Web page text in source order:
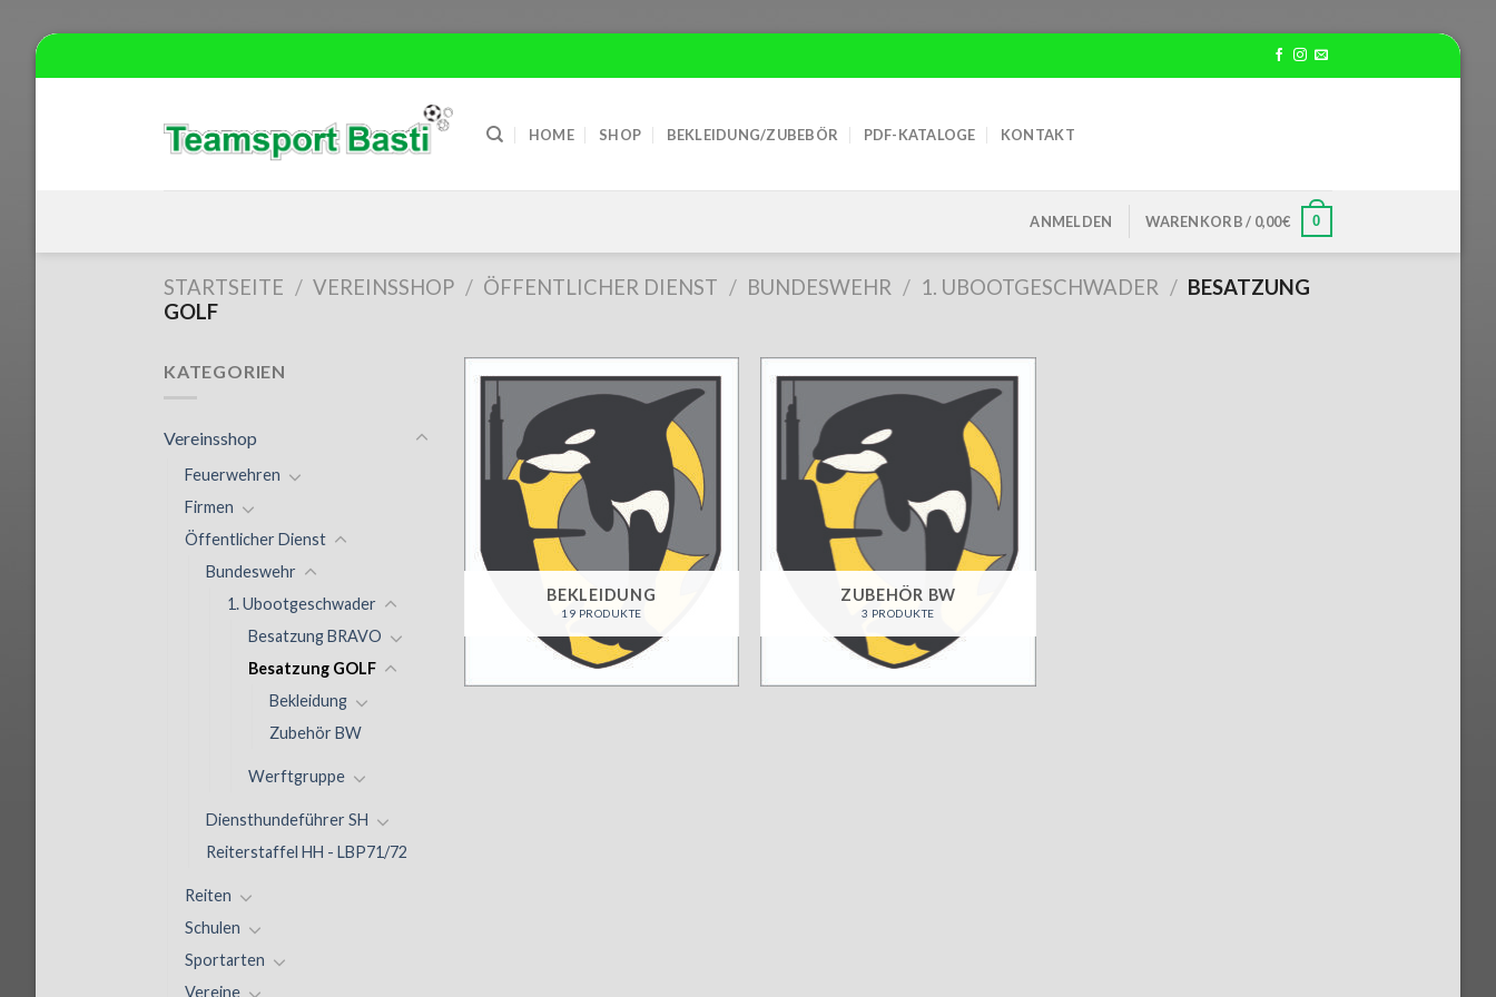
Skip
to
HOME SHOP BEKLEIDUNG/ZUBEBÖR PDF-KATALOGE KONTAKT
ANMELDEN WARENKORB / 0,00€ 0
STARTSEITE / VEREINSSHOP / ÖFFENTLICHER DIENST / BUNDESWEHR / 1. UBOOTGESCHWADER / BESATZUNG
GOLF
KATEGORIEN
Vereinsshop
Feuerwehren
Firmen
Öffentlicher Dienst
Bundeswehr
1. Ubootgeschwader
Besatzung BRAVO
Besatzung GOLF
Bekleidung
Zubehör BW
Werftgruppe
Diensthundeführer SH
Reiterstaffel HH - LBP71/72
Reiten
Schulen
Sportarten
Vereine
BEKLEIDUNG
19 PRODUKTE
ZUBEHÖR BW
3 PRODUKTE